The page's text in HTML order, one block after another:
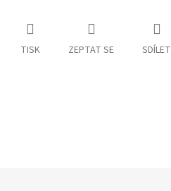
TISK ZEPTAT SE SDÍLET